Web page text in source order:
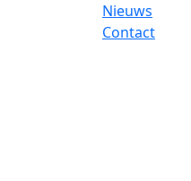
Nieuws
Contact